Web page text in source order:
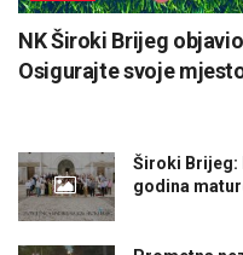
NK Široki Brijeg
Osigurajte svoje
Široki Brijeg:
godina